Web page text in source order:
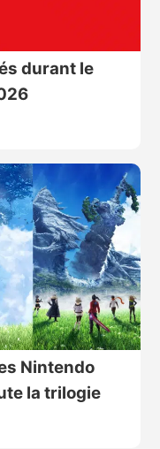
durant le
Nintendo
la trilogie